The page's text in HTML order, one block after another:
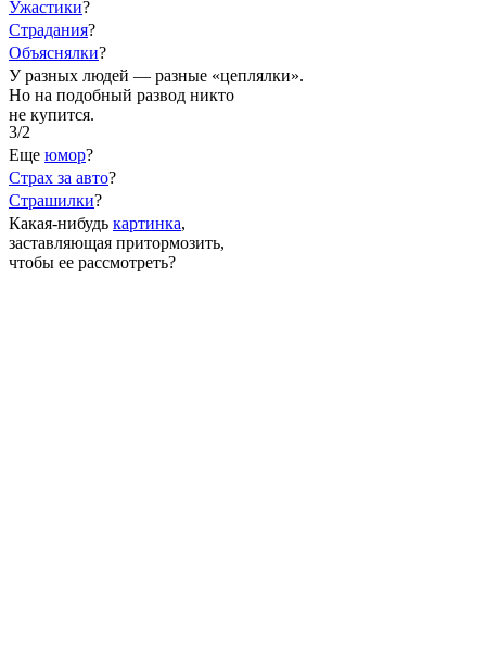
Ужастики?
Страдания?
Объяснялки?
У разных людей — разные «цеплялки».
Но на подобный развод никто
не купится.
3/2
Еще юмор?
Страх за авто?
Страшилки?
Какая-нибудь картинка,
заставляющая притормозить,
чтобы ее рассмотреть?